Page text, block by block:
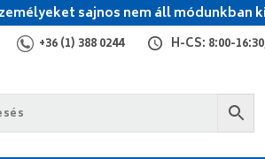
sajnos nem áll módunkban
+36 (1) 388 0244 H-CS: 8:00-